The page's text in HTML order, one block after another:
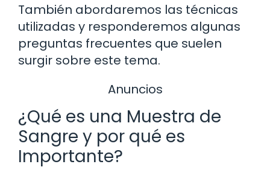
También abordaremos las técnicas
utilizadas y responderemos algunas
preguntas frecuentes que suelen
surgir sobre este tema.
Anuncios
¿Qué es una Muestra de
Sangre y por qué es
Importante?